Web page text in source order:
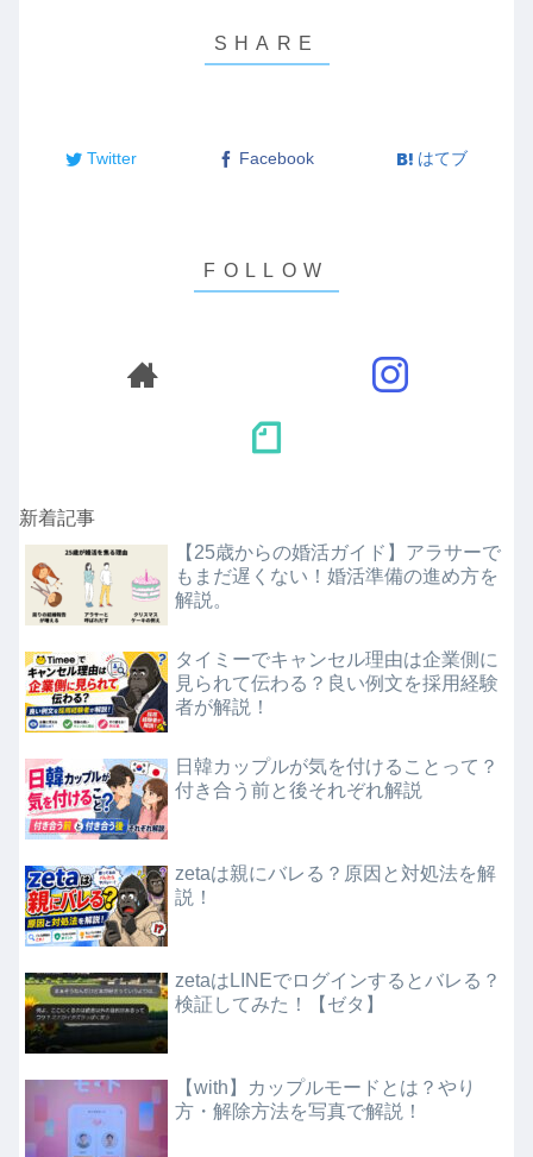
Twitter Facebook はてブ
新着記事
【25歳からの婚活ガイド】アラサーで
もまだ遅くない！婚活準備の進め方を
解説。
タイミーでキャンセル理由は企業側に
見られて伝わる？良い例文を採用経験
者が解説！
日韓カップルが気を付けることって？
付き合う前と後それぞれ解説
zetaは親にバレる？原因と対処法を解
説！
zetaはLINEでログインするとバレる？
検証してみた！【ゼタ】
【with】カップルモードとは？やり
方・解除方法を写真で解説！